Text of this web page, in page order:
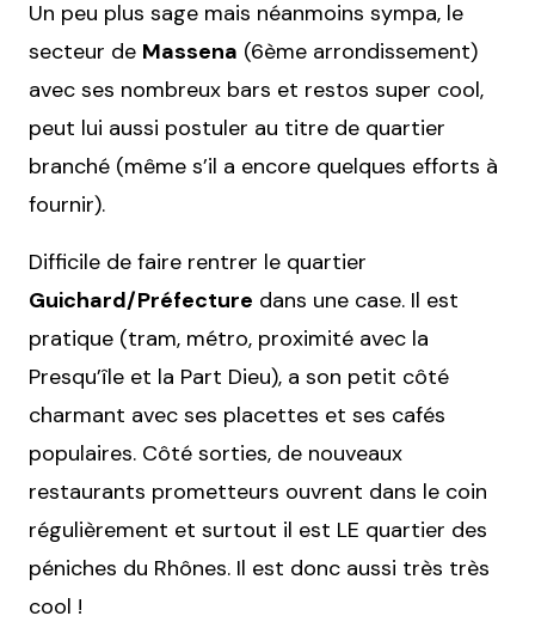
Un peu plus sage mais néanmoins sympa, le
secteur de Massena (6ème arrondissement)
avec ses nombreux bars et restos super cool,
peut lui aussi postuler au titre de quartier
branché (même s’il a encore quelques efforts à
fournir).
Difficile de faire rentrer le quartier
Guichard/Préfecture dans une case. Il est
pratique (tram, métro, proximité avec la
Presqu’île et la Part Dieu), a son petit côté
charmant avec ses placettes et ses cafés
populaires. Côté sorties, de nouveaux
restaurants prometteurs ouvrent dans le coin
régulièrement et surtout il est LE quartier des
péniches du Rhônes. Il est donc aussi très très
cool !